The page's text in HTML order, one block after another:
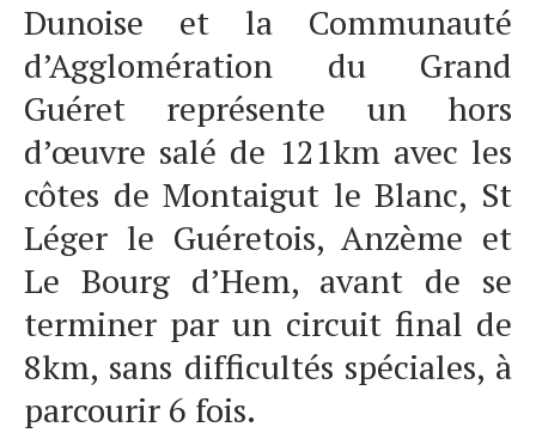
Dunoise et la Communauté
d’Agglomération du Grand
Guéret représente un hors
d’œuvre salé de 121km avec les
côtes de Montaigut le Blanc, St
Léger le Guéretois, Anzème et
Le Bourg d’Hem, avant de se
terminer par un circuit final de
8km, sans difficultés spéciales, à
parcourir 6 fois.